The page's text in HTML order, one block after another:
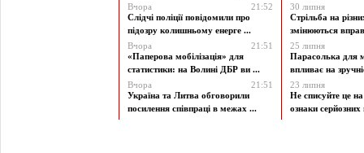
Вчора
21:52
Слідчі поліції повідомили про
підозру колишньому енерге ...
Вчора
21:51
«Паперова мобілізація» для
статистики: на Волині ДБР ви ...
Вчора
21:51
Україна та Литва обговорили
посилення співпраці в межах ...
30 липня
Стрільба на
змінюються
25 липня
Парасолька для
впливає на
23 липня
Не списуйте це
ознаки